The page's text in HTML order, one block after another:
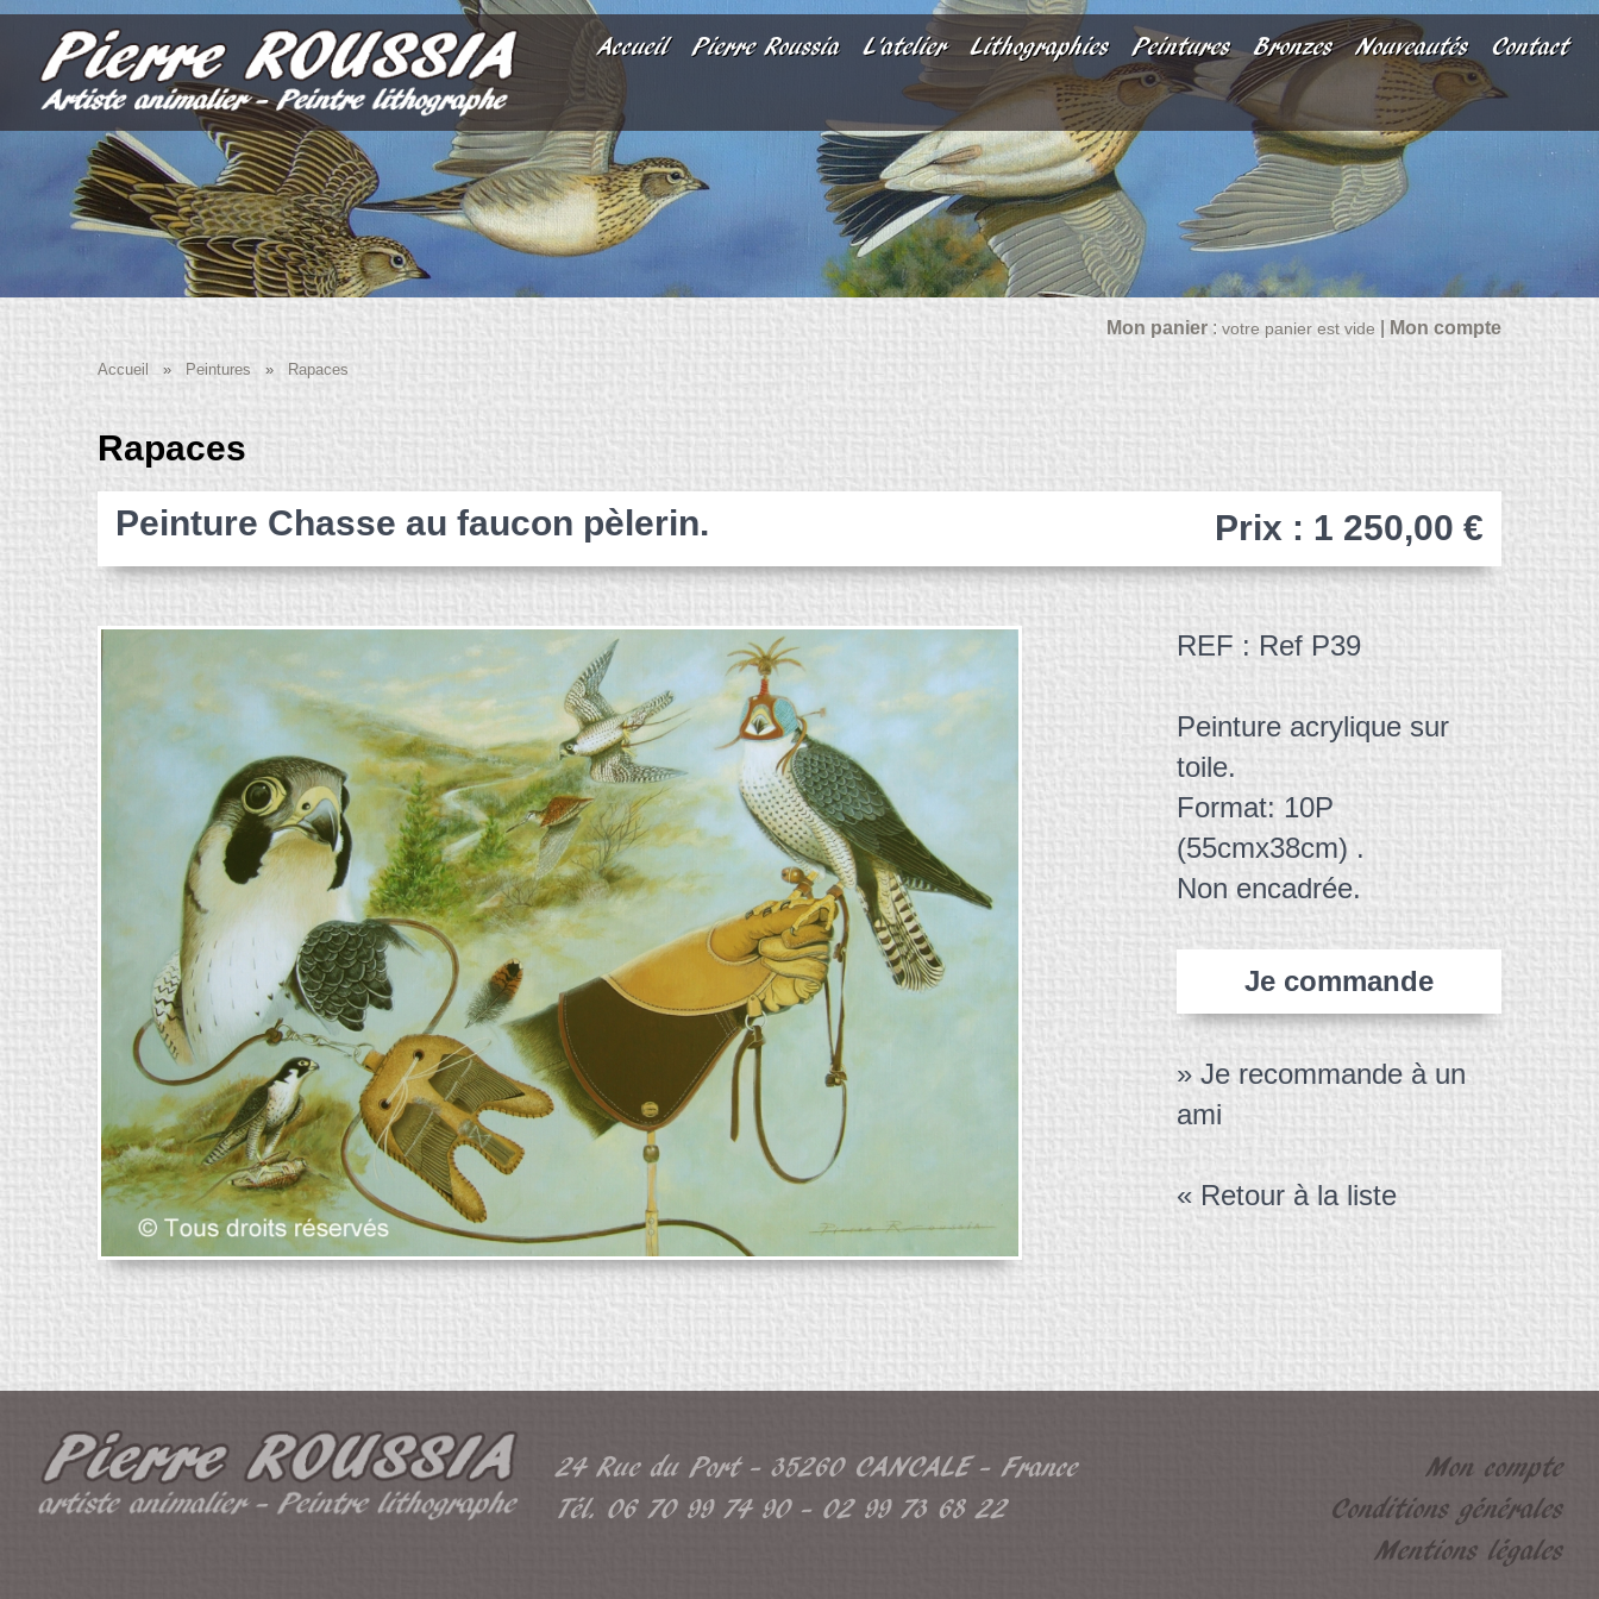
Accueil Pierre Roussia L'atelier Lithographies Peintures Bronzes Nouveautés Contact
Mon panier: votre panier est vide Mon compte
Accueil » Peintures » Rapaces
Rapaces
Peinture Chasse au faucon pèlerin.
Prix : 1 250,00 €
REF : Ref P39
Peinture acrylique sur
toile.
Format: 10P
(55cmx38cm) .
Non encadrée.
Je commande
» Je recommande à un
ami
« Retour à la liste
24 Rue du Port - 35260 CANCALE - France
Tél. 06 70 99 74 90 - 02 99 73 68 22
Mon compte
Conditions générales
Mentions légales